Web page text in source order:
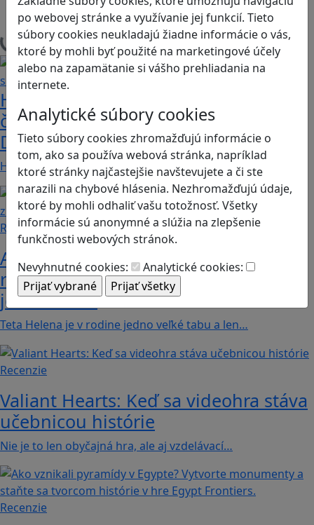
po webovej stránke a využívanie jej funkcií. Tieto
súbory cookies neukladajú žiadne informácie o vás,
ktoré by mohli byť použité na marketingové účely
alebo na zapamätanie si vášho prehliadania na
internete.
Analytické súbory cookies
Tieto súbory cookies zhromažďujú informácie o
tom, ako sa používa webová stránka, napríklad
ktoré stránky najčastejšie navštevujete a či ste
narazili na chybové hlásenia. Nezhromažďujú údaje,
ktoré by mohli odhaliť vašu totožnosť. Všetky
informácie sú anonymné a slúžia na zlepšenie
funkčnosti webových stránok.
Nevyhnutné cookies:
Analytické cookies:
Stolové, kartové
Načítam blogy
Heritage Quest AR: Vráťte sa do
časov, keď Rímska ríša siahala až po
Dunaj
Heritage Quest AR je mobilná hra, ktorá ponúka…
Recenzie
Ako ovplyvnil komunistický režim
rodinné vzťahy? To zistíte v hre „Kto
je Helena?“.
Teta Helena je v rodine jedno veľké tabu a len…
Recenzie
Valiant Hearts: Keď sa videohra stáva
učebnicou histórie
Nie je to len obyčajná hra, ale aj vzdelávací…
Recenzie